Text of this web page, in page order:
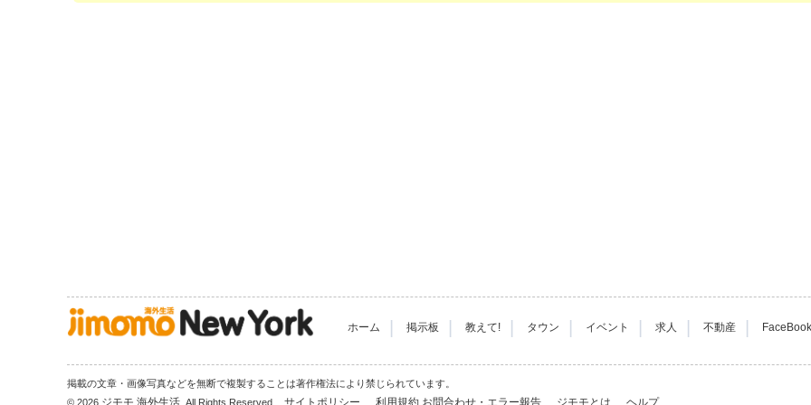
ホーム 掲示板 教えて! タウン イベント 求人 不動産
掲載の文章・画像写真などを無断で複製することは著作権法により禁じられています。
© 2026 ジモモ 海外生活 , All Rights Reserved. サイトポリシー 利用規約 お問合わせ・エラー報告 ジモモとは ヘルプ